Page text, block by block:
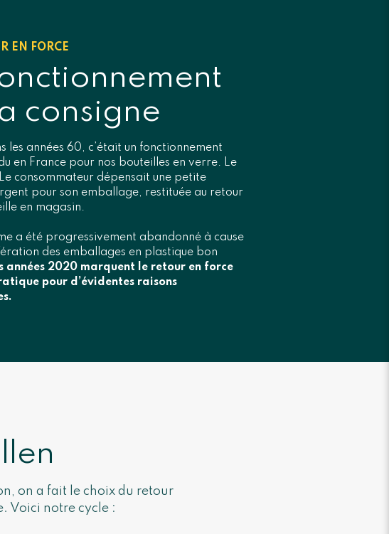
EN FORCE
consigne
les années 60, c’était un fonctionnement
en France pour nos bouteilles en verre. Le
consommateur dépensait une petite
pour son emballage, restituée au retour
en magasin.
a été progressivement abandonné à cause
des emballages en plastique bon
années 2020 marquent le retour en force
pour d’évidentes raisons
on a fait le choix du retour
Voici notre cycle :